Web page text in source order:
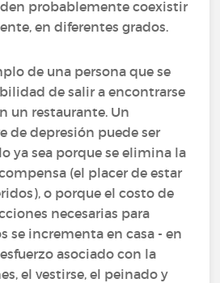
probablemente coexistir
en diferentes grados.
de una persona que se
de salir a encontrarse
un restaurante. Un
de depresión puede ser
ya sea porque se elimina la
(el placer de estar
o porque el costo de
necesarias para
se incrementa en casa - en
asociado con la
el vestirse, el peinado y